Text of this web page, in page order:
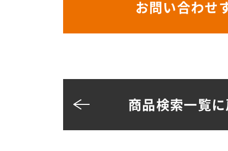
お問い合わせ
商品検索一覧